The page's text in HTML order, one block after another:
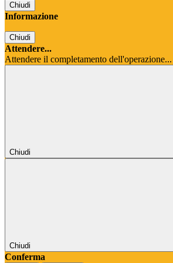
Chiudi
Informazione
Chiudi
Attendere...
Attendere il completamento dell'operazione...
Chiudi
Chiudi
Conferma